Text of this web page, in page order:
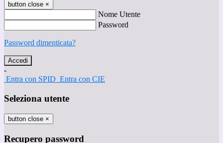
button close ×
Nome Utente
Password
Password dimenticata?
-
Entra con SPID Entra con CIE
Seleziona utente
button close ×
Recupero password